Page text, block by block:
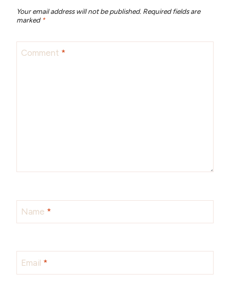
Your email address will not be published. Required fields are
marked *
Comment *
Name *
Email *